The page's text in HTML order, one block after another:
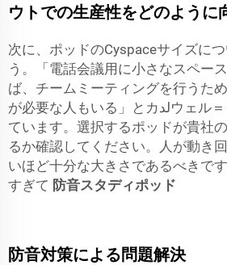
ウトでの生産性をどのように
次に、ポッドのCyspaceサイズに
う。「電話会議用に小さなスペー
ば、チームミーティングを行うた
が必要な人もいる」とカلدウェル＝ジャザール氏は述べ
ています。選択するポッドが貴社
るか確認してください。人が動き
いほど十分な大きさであるべきで
すぎて 防音スタディポッド
防音対策による問題解決